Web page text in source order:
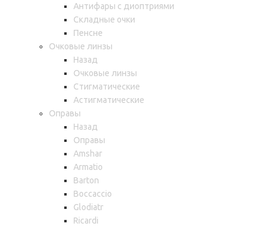
Антифары с диоптриями
Складные очки
Пенсне
Очковые линзы
Назад
Очковые линзы
Стигматические
Астигматические
Оправы
Назад
Оправы
Amshar
Armatio
Barton
Boccaccio
Glodiatr
Ricardi